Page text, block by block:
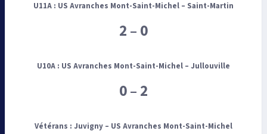
U11A : US Avranches Mont-Saint-Michel – Saint-Martin
2 – 0
U10A : US Avranches Mont-Saint-Michel – Jullouville
0 – 2
Vétérans : Juvigny – US Avranches Mont-Saint-Michel